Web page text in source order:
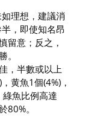
理想，建議消
，即使知名昂
留意；反之，
。
，半數或以上
黄魚1個(4%)，
魚比例高達
80%。